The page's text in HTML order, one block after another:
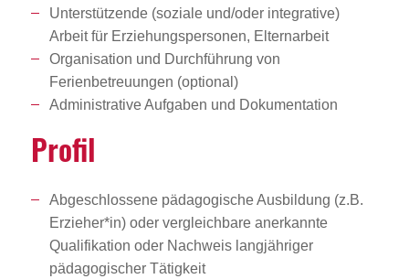
Unterstützende (soziale und/oder integrative)
Arbeit für Erziehungspersonen, Elternarbeit
Organisation und Durchführung von
Ferienbetreuungen (optional)
Administrative Aufgaben und Dokumentation
Profil
Abgeschlossene pädagogische Ausbildung (z.B.
Erzieher*in) oder vergleichbare anerkannte
Qualifikation oder Nachweis langjähriger
pädagogischer Tätigkeit